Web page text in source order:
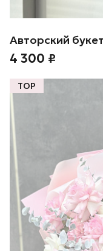
Авторский
4 300 ₽
TOP